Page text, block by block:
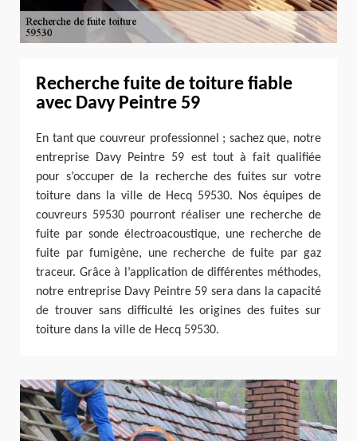
Recherche fuite de toiture fiable
avec Davy Peintre 59
En tant que couvreur professionnel ; sachez que, notre
entreprise Davy Peintre 59 est tout à fait qualifiée
pour s’occuper de la recherche des fuites sur votre
toiture dans la ville de Hecq 59530. Nos équipes de
couvreurs 59530 pourront réaliser une recherche de
fuite par sonde électroacoustique, une recherche de
fuite par fumigène, une recherche de fuite par gaz
traceur. Grâce à l’application de différentes méthodes,
notre entreprise Davy Peintre 59 sera dans la capacité
de trouver sans difficulté les origines des fuites sur
toiture dans la ville de Hecq 59530.